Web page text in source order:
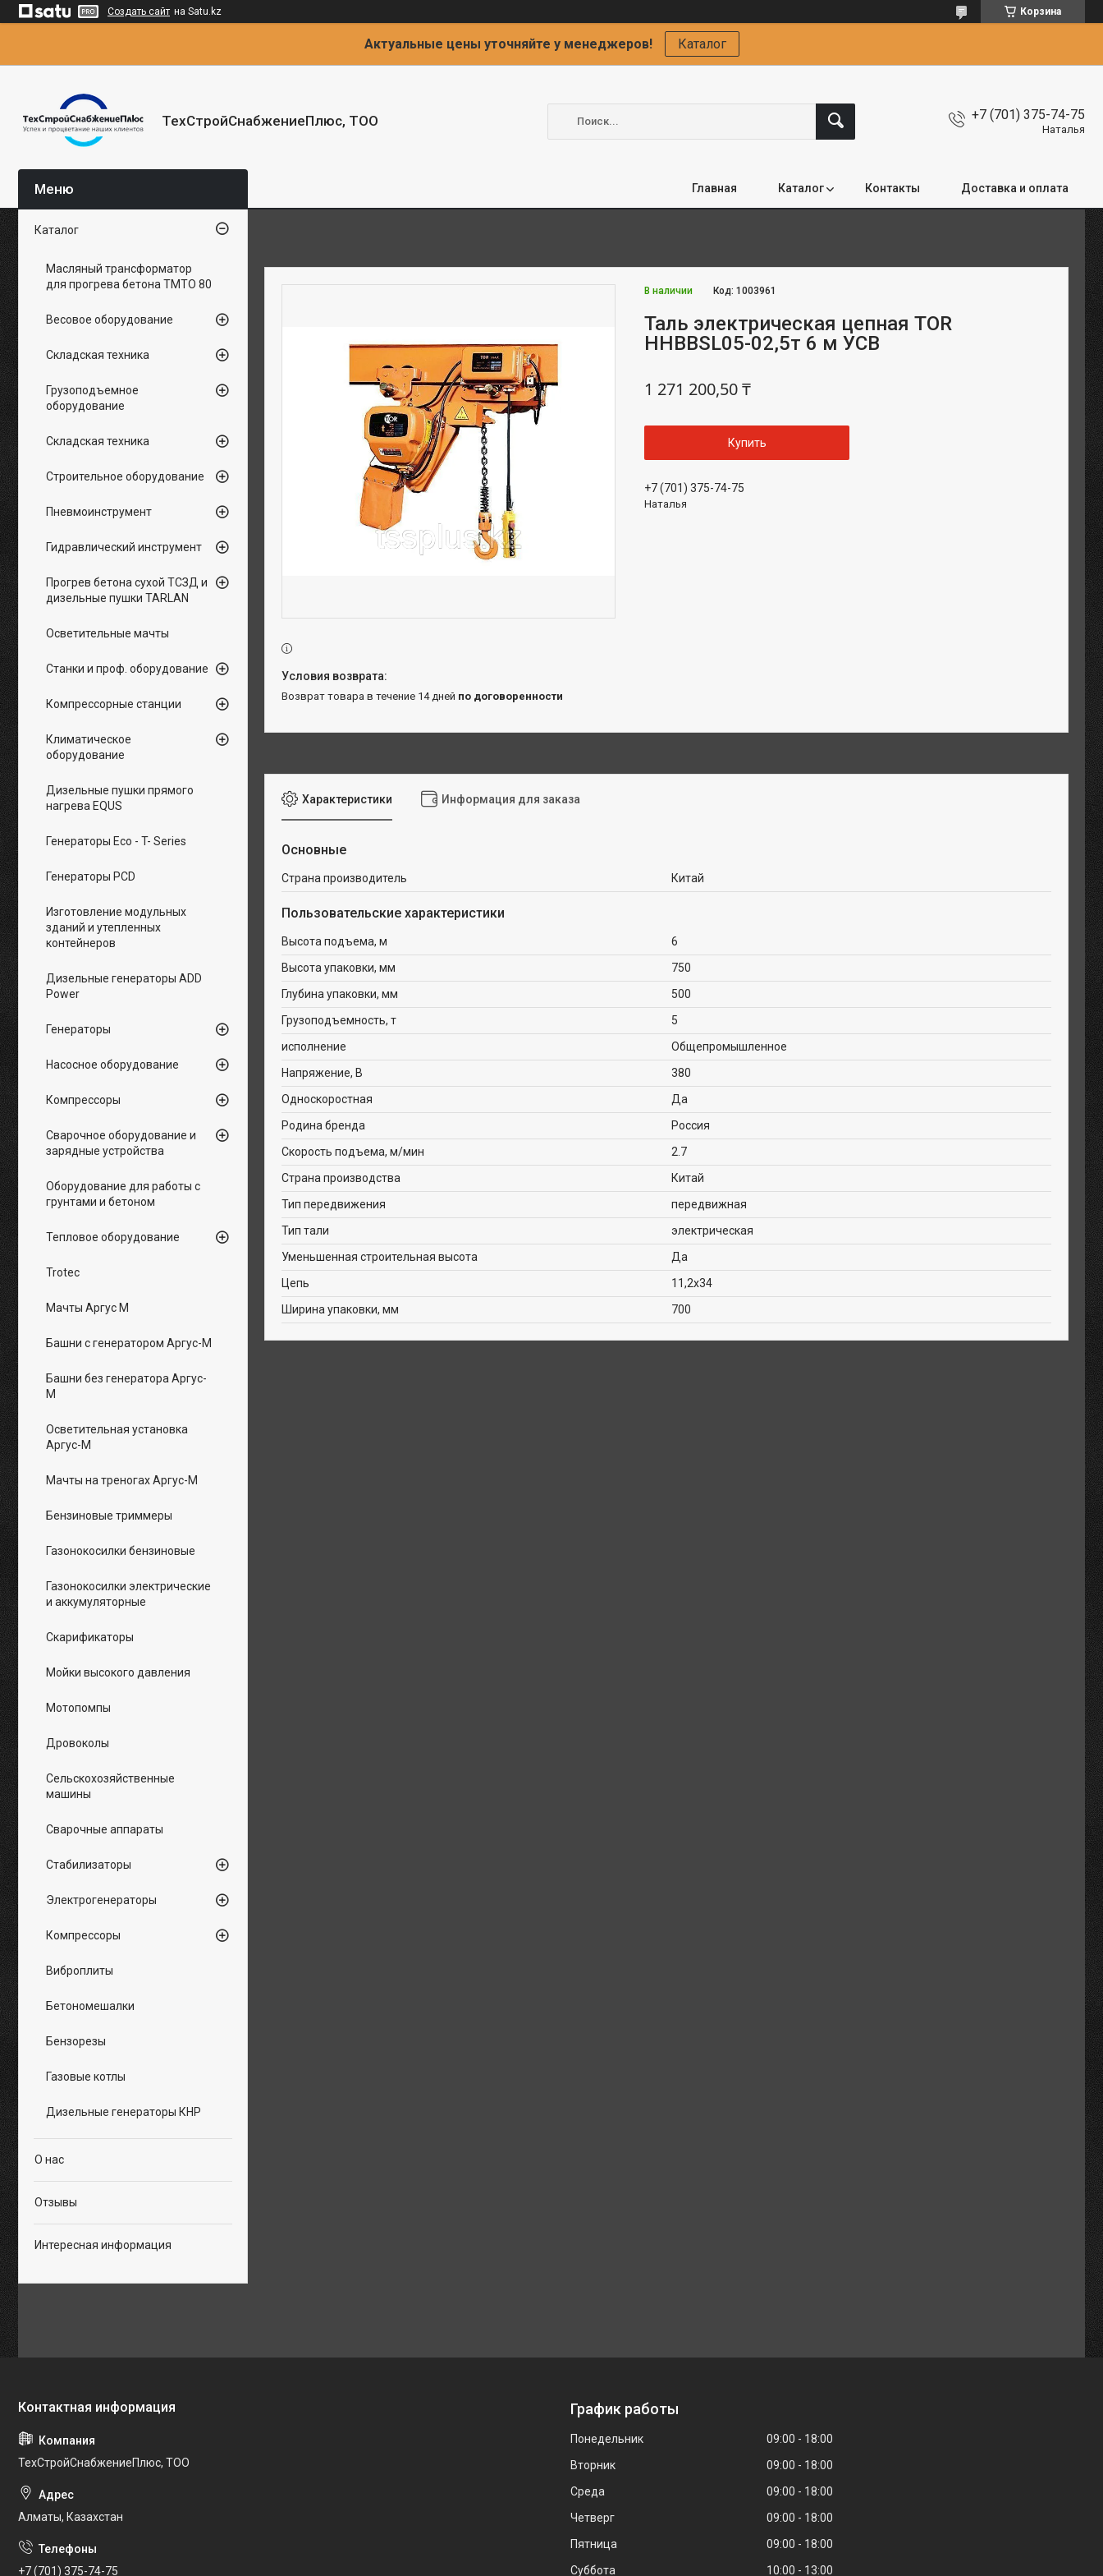
Создать сайт на Satu.kz Корзина
Актуальные цены уточняйте у менеджеров! Каталог
ТехСтройСнабжениеПлюс, ТОО +7 (701) 375-74-75
Наталья
Главная Каталог Контакты Доставка и оплата
В наличии Код:1003961
Таль электрическая цепная TOR
HHBBSL05-02,5т 6 м УСВ
1 271 200,50 ₸
Купить
+7 (701) 375-74-75
Наталья
возврат товара в течение 14 дней по договоренности
Характеристики Информация для заказа
Основные
Страна производитель Китай
Пользовательские характеристики
Высота подъема, м
6
Высота упаковки, мм
750
Глубина упаковки, мм
500
Грузоподъемность, т
5
исполнение
Общепромышленное
Напряжение, В
380
Односкоростная
Да
Родина бренда
Россия
Скорость подъема, м/мин
2.7
Страна производства
Китай
Тип передвижения
передвижная
Тип тали
электрическая
Уменьшенная строительная высота
Да
Цепь
11,2х34
Ширина упаковки, мм
700
Каталог
Масляный трансформатор
для прогрева бетона ТМТО 80
Весовое оборудование
Складская техника
Грузоподъемное
оборудование
Складская техника
Строительное оборудование
Пневмоинструмент
Гидравлический инструмент
Прогрев бетона сухой ТСЗД и
дизельные пушки TARLAN
Осветительные мачты
Станки и проф. оборудование
Компрессорные станции
Климатическое
оборудование
Дизельные пушки прямого
нагрева EQUS
Генераторы Eco - T- Series
Генераторы PCD
Изготовление модульных
зданий и утепленных
контейнеров
Дизельные генераторы ADD
Power
Генераторы
Насосное оборудование
Компрессоры
Сварочное оборудование и
зарядные устройства
Оборудование для работы с
грунтами и бетоном
Тепловое оборудование
Trotec
Мачты Аргус М
Башни с генератором Аргус-М
Башни без генератора Аргус-
М
Осветительная установка
Аргус-М
Мачты на треногах Аргус-М
Бензиновые триммеры
Газонокосилки бензиновые
Газонокосилки электрические
и аккумуляторные
Скарификаторы
Мойки высокого давления
Мотопомпы
Дровоколы
Сельскохозяйственные
машины
Сварочные аппараты
Стабилизаторы
Электрогенераторы
Компрессоры
Виброплиты
Бетономешалки
Бензорезы
Газовые котлы
Дизельные генераторы КНР
О нас
Отзывы
Интересная информация
ТехСтройСнабжениеПлюс, ТОО
Алматы, Казахстан
+7 (701) 375-74-75
График работы
Понедельник 09:00
18:00
Вторник
09:00
18:00
Среда
09:00
18:00
Четверг
09:00
18:00
Пятница
09:00
18:00
Суббота
10:00 13:00